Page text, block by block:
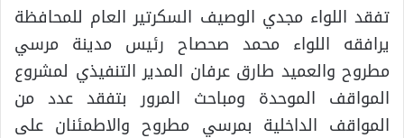
تفقد اللواء مجدي الوصيف السكرتير العام للمحافظة
يرافقه اللواء محمد صحصاح رئيس مدينة مرسي
مطروح والعميد طارق عرفان المدير التنفيذي لمشروع
المواقف الموحدة ومباحث المرور بتفقد عدد من
المواقف الداخلية بمرسي مطروح والاطمئنان على